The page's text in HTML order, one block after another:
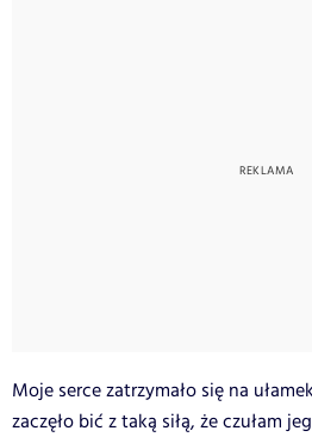
Moje serce zatrzymało się na
zaczęło bić z taką siłą, że czułam